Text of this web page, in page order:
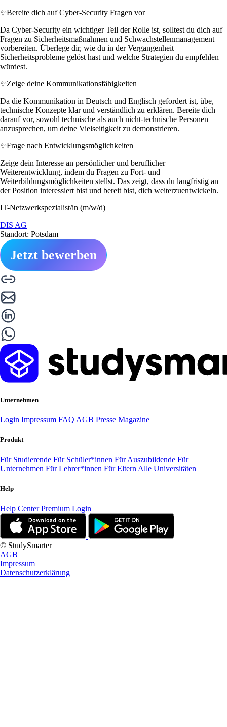
✨Bereite dich auf Cyber-Security Fragen vor
Da Cyber-Security ein wichtiger Teil der Rolle ist, solltest du dich auf
Fragen zu Sicherheitsmaßnahmen und Schwachstellenmanagement
vorbereiten. Überlege dir, wie du in der Vergangenheit
Sicherheitsprobleme gelöst hast und welche Strategien du empfehlen
würdest.
✨Zeige deine Kommunikationsfähigkeiten
Da die Kommunikation in Deutsch und Englisch gefordert ist, übe,
technische Konzepte klar und verständlich zu erklären. Bereite dich
darauf vor, sowohl technische als auch nicht-technische Personen
anzusprechen, um deine Vielseitigkeit zu demonstrieren.
✨Frage nach Entwicklungsmöglichkeiten
Zeige dein Interesse an persönlicher und beruflicher
Weiterentwicklung, indem du Fragen zu Fort- und
Weiterbildungsmöglichkeiten stellst. Das zeigt, dass du langfristig an
der Position interessiert bist und bereit bist, dich weiterzuentwickeln.
IT-Netzwerkspezialist/in (m/w/d)
DIS AG
Standort: Potsdam
Jetzt bewerben
Unternehmen
Login Impressum FAQ AGB Presse Magazine
Produkt
Für Studierende Für Schüler*innen Für Auszubildende Für
Unternehmen Für Lehrer*innen Für Eltern Alle Universitäten
Help
Help CenterPremium Login
© StudySmarter
AGB
Impressum
Datenschutzerklärung